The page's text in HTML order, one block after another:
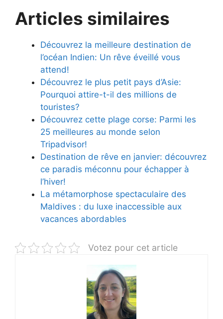
Articles similaires
Découvrez la meilleure destination de
l’océan Indien: Un rêve éveillé vous
attend!
Découvrez le plus petit pays d’Asie:
Pourquoi attire-t-il des millions de
touristes?
Découvrez cette plage corse: Parmi les
25 meilleures au monde selon
Tripadvisor!
Destination de rêve en janvier: découvrez
ce paradis méconnu pour échapper à
l’hiver!
La métamorphose spectaculaire des
Maldives : du luxe inaccessible aux
vacances abordables
Votez pour cet article